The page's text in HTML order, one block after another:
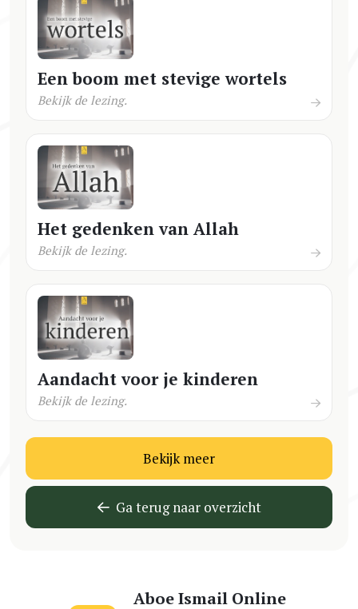
Een boom met stevige wortels
Bekijk de lezing.
Het gedenken van Allah
Bekijk de lezing.
Aandacht voor je kinderen
Bekijk de lezing.
Bekijk meer
Ga terug naar overzicht
Aboe Ismail Online